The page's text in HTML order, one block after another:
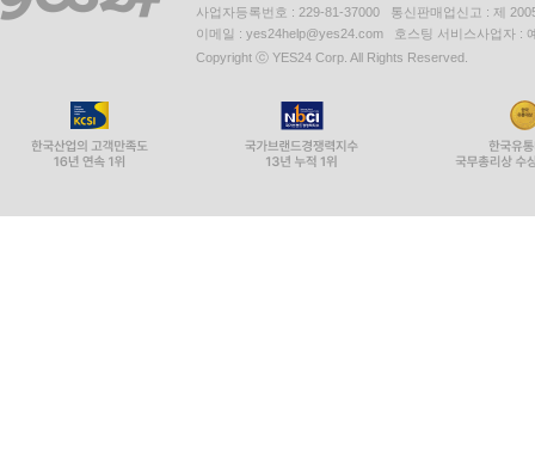
사업자등록번호 : 229-81-37000 통신판매업신고 : 제
이메일 : yes24help@yes24.com 호스팅 서비스사업자 :
Copyright ⓒ YES24 Corp. All Rights Reserved.